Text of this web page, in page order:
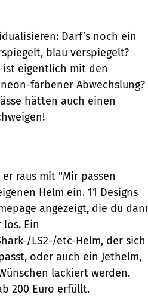
Darf’s noch ein
blau verspiegelt?
ist eigentlich mit den
farbener Abwechslung?
hätten auch einen
raus mit "Mir passen
Helm ein. 11 Designs
angezeigt, die du
los. Ein
LS2-/etc-Helm, der sich
oder auch ein Jethelm,
lackiert werden.
200 Euro erfüllt.